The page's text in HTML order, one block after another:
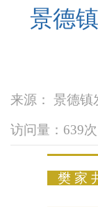
景德
来源： 景德镇
访问量： 639次
樊家